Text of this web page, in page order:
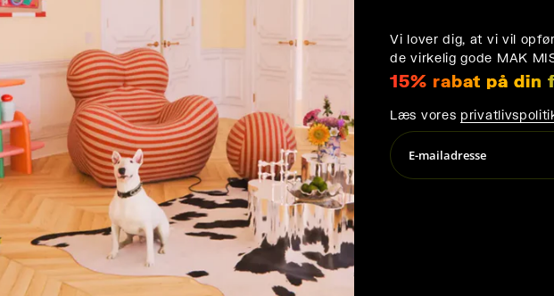
WOX CHAIR / GRØN
Vi lover dig, at vi vil
de virkelig gode MAK
15% rabat på din
Læs vores